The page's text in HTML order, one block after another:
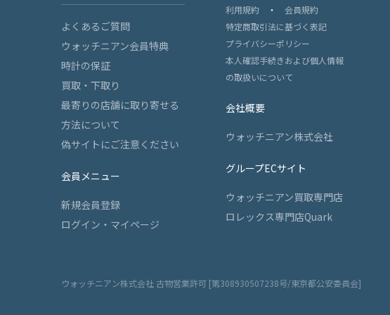
よくあるご質問
ウォッチニアン会員特典
時計の保証
買取・下取り
最寄りの店舗に取り寄せる
方法について
偽サイトにご注意ください
会員メニュー
新規会員登録
ログイン・マイページ
利用規約 ・ 会員規約
特定商取引法に基づく表記
プライバシーポリシー
本人確認手続きおよび個人情報
の取扱いについて
会社概要
ウォッチニアン株式会社
グループECサイト
ウォッチニアン買取専門店
ロレックス専門店Quark
ウォッチニアン株式会社 古物営業許可 [第308930507238号/東京都公安委員会]